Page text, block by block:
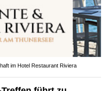
im Hotel Restaurant Riviera